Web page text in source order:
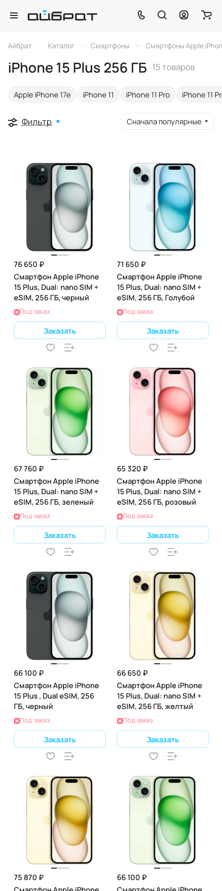
Айбрат – Каталог – Смартфоны – Смартфоны Apple
iPhone 15 Plus 256 ГБ 15 товаров
Apple iPhone 17e iPhone 11 iPhone 11 Pro iPhone 11
Фильтр Сначала популярные
76 650 ₽
Смартфон Apple iPhone
15 Plus, Dual: nano SIM +
eSIM, 256 ГБ, черный
Под заказ
Заказать
71 650 ₽
Смартфон Apple iPhone
15 Plus, Dual: nano SIM +
eSIM, 256 ГБ, Голубой
Под заказ
Заказать
67 760 ₽
Смартфон Apple iPhone
15 Plus, Dual: nano SIM +
eSIM, 256 ГБ, зеленый
Под заказ
Заказать
65 320 ₽
Смартфон Apple iPhone
15 Plus, Dual: nano SIM +
eSIM, 256 ГБ, розовый
Под заказ
Заказать
66 100 ₽
Смартфон Apple iPhone
15 Plus , Dual eSIM, 256
ГБ, черный
Под заказ
Заказать
66 650 ₽
Смартфон Apple iPhone
15 Plus, Dual: nano SIM +
eSIM, 256 ГБ, желтый
Под заказ
Заказать
75 870 ₽
66 100 ₽